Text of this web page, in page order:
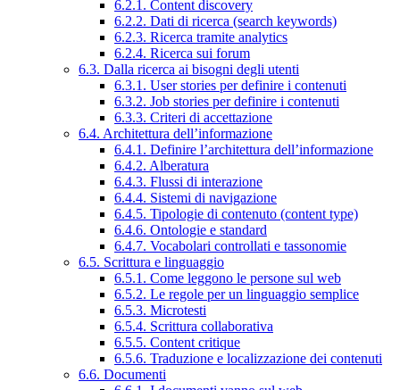
6.2.1. Content discovery
6.2.2. Dati di ricerca (search keywords)
6.2.3. Ricerca tramite analytics
6.2.4. Ricerca sui forum
6.3. Dalla ricerca ai bisogni degli utenti
6.3.1. User stories per definire i contenuti
6.3.2. Job stories per definire i contenuti
6.3.3. Criteri di accettazione
6.4. Architettura dell’informazione
6.4.1. Definire l’architettura dell’informazione
6.4.2. Alberatura
6.4.3. Flussi di interazione
6.4.4. Sistemi di navigazione
6.4.5. Tipologie di contenuto (content type)
6.4.6. Ontologie e standard
6.4.7. Vocabolari controllati e tassonomie
6.5. Scrittura e linguaggio
6.5.1. Come leggono le persone sul web
6.5.2. Le regole per un linguaggio semplice
6.5.3. Microtesti
6.5.4. Scrittura collaborativa
6.5.5. Content critique
6.5.6. Traduzione e localizzazione dei contenuti
6.6. Documenti